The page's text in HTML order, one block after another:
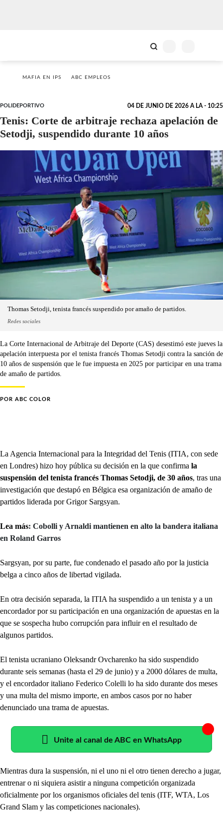
MAFIA EN IPS ABC EMPLEOS
POLIDEPORTIVO 04 DE JUNIO DE 2026 A LA - 10:25
Tenis: Corte de arbitraje rechaza apelación de
Setodji, suspendido durante 10 años
Thomas Setodji, tenista francés suspendido por amaño de partidos.
Redes sociales
La Corte Internacional de Arbitraje del Deporte (CAS) desestimó este jueves la
apelación interpuesta por el tenista francés Thomas Setodji contra la sanción de
10 años de suspensión que le fue impuesta en 2025 por participar en una trama
de amaño de partidos.
POR ABC COLOR
La Agencia Internacional para la Integridad del Tenis (ITIA, con sede
en Londres) hizo hoy pública su decisión en la que confirma la
suspensión del tenista francés Thomas Setodji, de 30 años, tras una
investigación que destapó en Bélgica esa organización de amaño de
partidos liderada por Grigor Sargsyan.
Lea más: Cobolli y Arnaldi mantienen en alto la bandera italiana
en Roland Garros
Sargsyan, por su parte, fue condenado el pasado año por la justicia
belga a cinco años de libertad vigilada.
En otra decisión separada, la ITIA ha suspendido a un tenista y a un
encordador por su participación en una organización de apuestas en la
que se sospecha hubo corrupción para influir en el resultado de
algunos partidos.
El tenista ucraniano Oleksandr Ovcharenko ha sido suspendido
durante seis semanas (hasta el 29 de junio) y a 2000 dólares de multa,
y el encordador italiano Federico Colelli lo ha sido durante dos meses
y una multa del mismo importe, en ambos casos por no haber
denunciado una trama de apuestas.
Unite al canal de ABC en WhatsApp
Mientras dura la suspensión, ni el uno ni el otro tienen derecho a jugar,
entrenar o ni siquiera asistir a ninguna competición organizada
oficialmente por los organismos oficiales del tenis (ITF, WTA, Los
Grand Slam y las competiciones nacionales).